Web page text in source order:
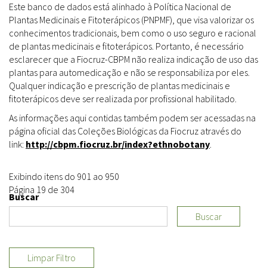
Este banco de dados está alinhado à Política Nacional de
Plantas Medicinais e Fitoterápicos (PNPMF), que visa valorizar os
conhecimentos tradicionais, bem como o uso seguro e racional
de plantas medicinais e fitoterápicos. Portanto, é necessário
esclarecer que a Fiocruz-CBPM não realiza indicação de uso das
plantas para automedicação e não se responsabiliza por eles.
Qualquer indicação e prescrição de plantas medicinais e
fitoterápicos deve ser realizada por profissional habilitado.
As informações aqui contidas também podem ser acessadas na
página oficial das Coleções Biológicas da Fiocruz através do
link: http://cbpm.fiocruz.br/index?ethnobotany.
Exibindo itens do 901 ao 950
Página 19 de 304
Buscar
Buscar
Limpar Filtro